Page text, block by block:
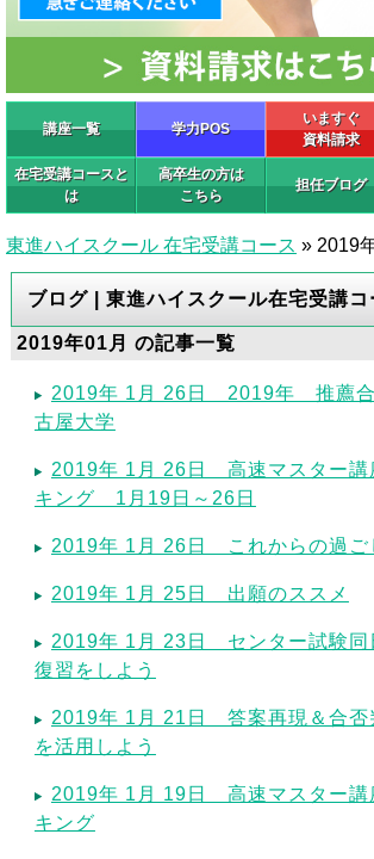
講座一覧 学力POS
いますぐ
資料請求
在宅受講コースと
は
高卒生の方は
こちら
担任ブログ
東進ハイスクール 在宅受講コース » 2019
ブログ | 東進ハイスクール在宅受講コ
2019年01月 の記事一覧
2019年 1月 26日 2019年 推薦合
古屋大学
2019年 1月 26日 高速マスター
キング 1月19日～26日
2019年 1月 26日 これからの過ご
2019年 1月 25日 出願のススメ
2019年 1月 23日 センター試験同
復習をしよう
2019年 1月 21日 答案再現＆合否
を活用しよう
2019年 1月 19日 高速マスター
キング